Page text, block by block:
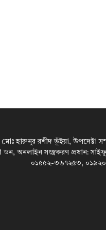
মোঃ হারুনুর রশীদ ভূঁইয়া, উপদেষ্টা
অনলাইন সংস্ত্রকরণ প্রধান:
০১৫৫২-৩৬৭২৫৩,